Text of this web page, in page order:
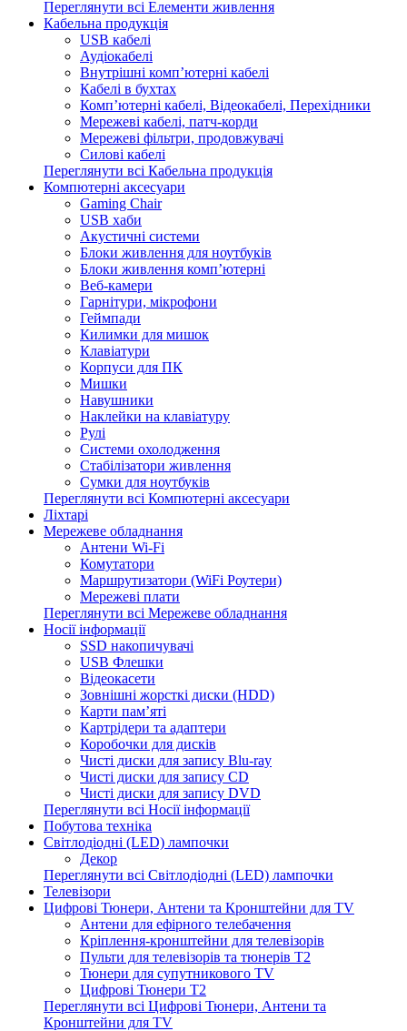
Переглянути всі Елементи живлення
Кабельна продукція
USB кабелі
Аудіокабелі
Внутрішні комп’ютерні кабелі
Кабелі в бухтах
Комп’ютерні кабелі, Відеокабелі, Перехідники
Мережеві кабелі, патч-корди
Мережеві фільтри, продовжувачі
Силові кабелі
Переглянути всі Кабельна продукція
Компютерні аксесуари
Gaming Chair
USB хаби
Акустичні системи
Блоки живлення для ноутбуків
Блоки живлення комп’ютерні
Веб-камери
Гарнітури, мікрофони
Геймпади
Килимки для мишок
Клавіатури
Корпуси для ПК
Мишки
Навушники
Наклейки на клавіатуру
Рулі
Системи охолодження
Стабілізатори живлення
Сумки для ноутбуків
Переглянути всі Компютерні аксесуари
Ліхтарі
Мережеве обладнання
Антени Wi-Fi
Комутатори
Маршрутизатори (WiFi Роутери)
Мережеві плати
Переглянути всі Мережеве обладнання
Носії інформації
SSD накопичувачі
USB Флешки
Відеокасети
Зовнішні жорсткі диски (HDD)
Карти пам’яті
Картрідери та адаптери
Коробочки для дисків
Чисті диски для запису Blu-ray
Чисті диски для запису CD
Чисті диски для запису DVD
Переглянути всі Носії інформації
Побутова техніка
Світлодіодні (LED) лампочки
Декор
Переглянути всі Світлодіодні (LED) лампочки
Телевізори
Цифрові Тюнери, Антени та Кронштейни для TV
Антени для ефірного телебачення
Кріплення-кронштейни для телевізорів
Пульти для телевізорів та тюнерів T2
Тюнери для супутникового TV
Цифрові Тюнери T2
Переглянути всі Цифрові Тюнери, Антени та
Кронштейни для TV